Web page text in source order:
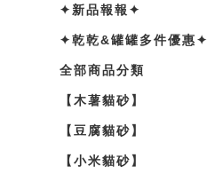
✦新品報報✦
✦乾乾&罐罐多件優惠✦
全部商品分類
【木薯貓砂】
【豆腐貓砂】
【小米貓砂】